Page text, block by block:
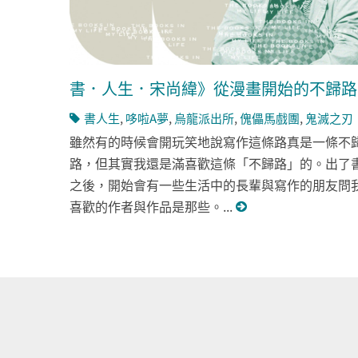
書．人生．宋尚緯》從漫畫開始的不歸路
書人生, 哆啦A夢, 烏龍派出所,傀儡馬戲團, 鬼滅之刃
雖然有的時候會開玩笑地說寫作這條路真是一條不
路，但其實我還是滿喜歡這條「不歸路」的。出了
之後，開始會有一些生活中的長輩與寫作的朋友問
喜歡的作者與作品是那些。...